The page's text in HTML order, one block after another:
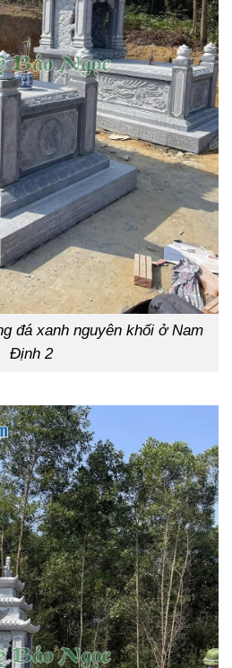
đá xanh nguyên khối ở Nam
Định 2